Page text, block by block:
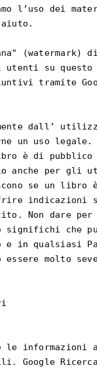
l’uso dei
(watermark) di
su questo
tramite
dall’
un uso legale.
è di
anche per gli
se un libro è
indicazioni
Non dare
significhi che
in qualsiasi
molto
le
Google